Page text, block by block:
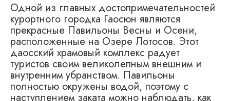
Одной из главных достопримечательностей
курортного городка Гаосюн являются
прекрасные Павильоны Весны и Осени,
расположенные на Озере Лотосов. Этот
даосский храмовый комплекс радует
туристов своим великолепным внешним и
внутренним убранством. Павильоны
полностью окружены водой, поэтому с
наступлением заката можно наблюдать, как